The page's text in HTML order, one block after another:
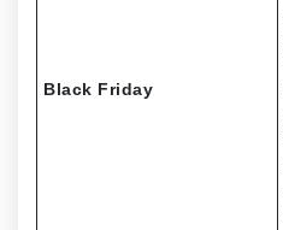
Black Friday